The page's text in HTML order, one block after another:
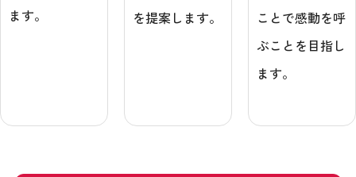
ます。
を提案します。
ことで感動を呼
ぶことを目指し
ます。